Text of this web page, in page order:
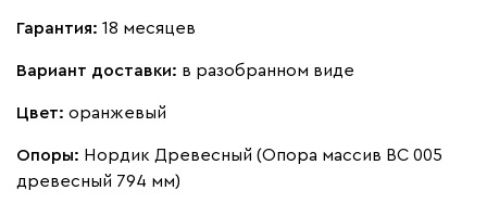
Гарантия: 18 месяцев
Вариант доставки: в разобранном виде
Цвет: оранжевый
Опоры: Нордик Древесный (Опора массив ВС 005
древесный 794 мм)